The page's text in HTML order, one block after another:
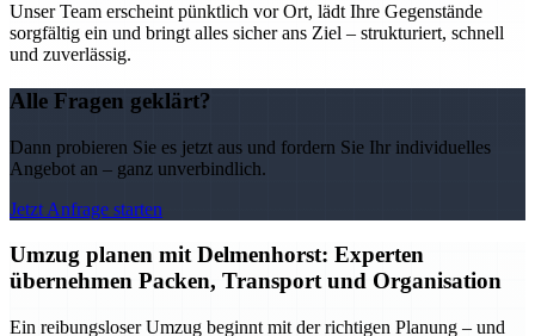
Unser Team erscheint pünktlich vor Ort, lädt Ihre Gegenstände
sorgfältig ein und bringt alles sicher ans Ziel – strukturiert, schnell
und zuverlässig.
Alle Fragen geklärt?
Dann probieren Sie es jetzt aus und fordern Sie Ihr individuelles
Angebot an – ganz unverbindlich.
Jetzt Anfrage starten
Umzug planen mit Delmenhorst: Experten
übernehmen Packen, Transport und Organisation
Ein reibungsloser Umzug beginnt mit der richtigen Planung – und